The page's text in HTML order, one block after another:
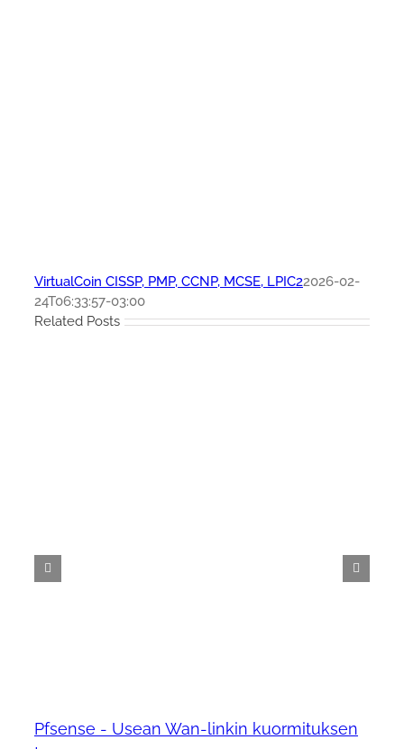
VirtualCoin CISSP, PMP, CCNP, MCSE, LPIC22026-02-
24T06:33:57-03:00
Related Posts
Pfsense - Usean Wan-linkin kuormituksen